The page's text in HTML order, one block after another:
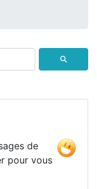
⚲
de
pour vous